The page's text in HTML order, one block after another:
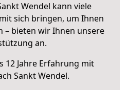
Wendel kann viele
sich bringen, um Ihnen
– bieten wir Ihnen unsere
an.
12 Jahre Erfahrung mit
Sankt Wendel.